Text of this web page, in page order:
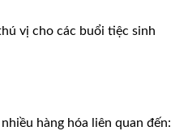
vị cho các buổi tiệc sinh
hàng hóa liên quan đến: